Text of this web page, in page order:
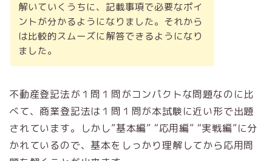
解いていくうちに、記載事項で必要なポイ
ントが分かるようになりました。それから
は比較的スムーズに解答できるようになり
ました。
不動産登記法が１問１問がコンパクトな問題なのに比
べて、商業登記法は１問１問が本試験に近い形で出題
されています。しかし”基本編” “応用編” “実戦編”に分
かれているので、基本をしっかり理解してから応用問